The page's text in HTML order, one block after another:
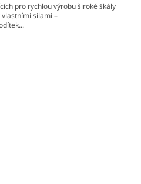
pro rychlou výrobu široké škály
silami –